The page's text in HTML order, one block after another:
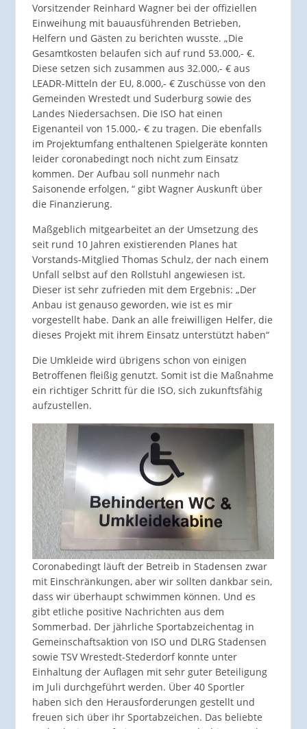
Vorsitzender Reinhard Wagner bei der offiziellen
Einweihung mit bauausführenden Betrieben,
Helfern und Gästen zu berichten wusste. „Die
Gesamtkosten belaufen sich auf rund 53.000,- €.
Diese setzen sich zusammen aus 32.000,- € aus
LEADR-Mitteln der EU, 8.000,- € Zuschüsse von den
Gemeinden Wrestedt und Suderburg sowie des
Landes Niedersachsen. Die ISO hat einen
Eigenanteil von 15.000,- € zu tragen. Die ebenfalls
im Projektumfang enthaltenen Spielgeräte konnten
leider coronabedingt noch nicht zum Einsatz
kommen. Der Aufbau soll nunmehr nach
Saisonende erfolgen, “ gibt Wagner Auskunft über
die Finanzierung.
Maßgeblich mitgearbeitet an der Umsetzung des
seit rund 10 Jahren existierenden Planes hat
Vorstands-Mitglied Thomas Schulz, der nach einem
Unfall selbst auf den Rollstuhl angewiesen ist.
Dieser ist sehr zufrieden mit dem Ergebnis: „Der
Anbau ist genauso geworden, wie ist es mir
vorgestellt habe. Dank an alle freiwilligen Helfer, die
dieses Projekt mit ihrem Einsatz unterstützt haben“
Die Umkleide wird übrigens schon von einigen
Betroffenen fleißig genutzt. Somit ist die Maßnahme
ein richtiger Schritt für die ISO, sich zukunftsfähig
aufzustellen.
Coronabedingt läuft der Betreib in Stadensen zwar
mit Einschränkungen, aber wir sollten dankbar sein,
dass wir überhaupt schwimmen können. Und es
gibt etliche positive Nachrichten aus dem
Sommerbad. Der jährliche Sportabzeichentag in
Gemeinschaftsaktion von ISO und DLRG Stadensen
sowie TSV Wrestedt-Stederdorf konnte unter
Einhaltung der Auflagen mit sehr guter Beteiligung
im Juli durchgeführt werden. Über 40 Sportler
haben sich den Herausforderungen gestellt und
freuen sich über ihr Sportabzeichen. Das beliebte